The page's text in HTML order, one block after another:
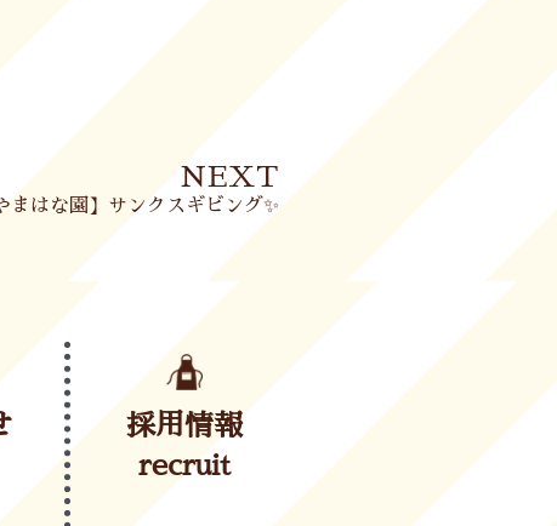
NEXT
まはな園】サンクスギビング✨
採用情報
recruit